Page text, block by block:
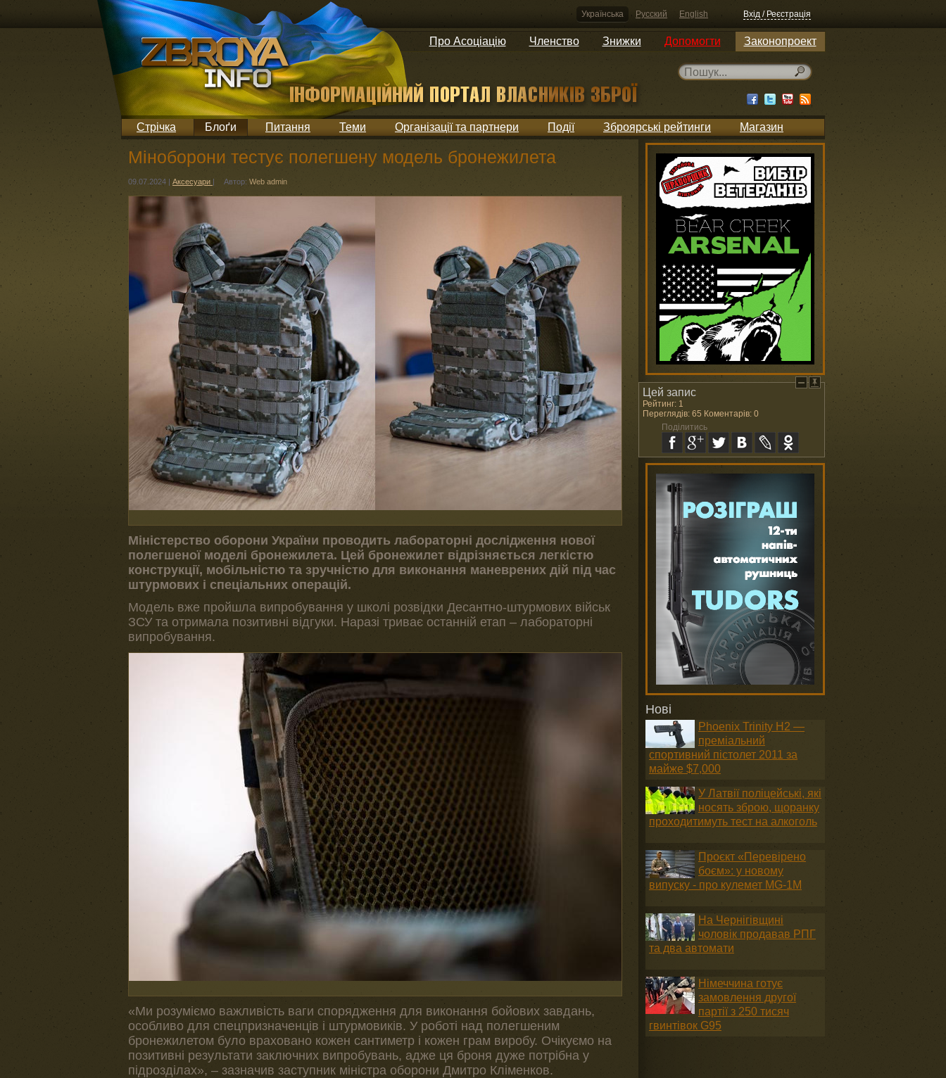
Українська Русский English Вхід / Реєстрація
Про Асоціацію Членство Знижки Допомогти Законопроект
Стрічка Блоґи Питання Теми Організації та партнери Події Зброярські рейтинги Магазин
Міноборони тестує полегшену модель бронежилета
09.07.2024 | Аксесуари | Автор: Web admin
Міністерство оборони України проводить лабораторні дослідження нової
полегшеної моделі бронежилета. Цей бронежилет відрізняється легкістю
конструкції, мобільністю та зручністю для виконання маневрених дій під час
штурмових і спеціальних операцій.
Модель вже пройшла випробування у школі розвідки Десантно-штурмових військ
ЗСУ та отримала позитивні відгуки. Наразі триває останній етап – лабораторні
випробування.
«Ми розуміємо важливість ваги спорядження для виконання бойових завдань,
особливо для спецпризначенців і штурмовиків. У роботі над полегшеним
бронежилетом було враховано кожен сантиметр і кожен грам виробу. Очікуємо на
позитивні результати заключних випробувань, адже ця броня дуже потрібна у
підрозділах», – зазначив заступник міністра оборони Дмитро Кліменков.
Нові
Phoenix Trinity H2 —
преміальний
спортивний пістолет 2011 за
майже $7,000
У Латвії поліцейські, які
носять зброю, щоранку
проходитимуть тест на алкоголь
Проєкт «Перевірено
боєм»: у новому
випуску - про кулемет MG-1М
На Чернігівщині
чоловік продавав РПГ
та два автомати
Німеччина готує
замовлення другої
партії з 250 тисяч
гвинтівок G95
Цей запис
Рейтинг: 1
Переглядів: 65 Коментарів: 0
Поділитись